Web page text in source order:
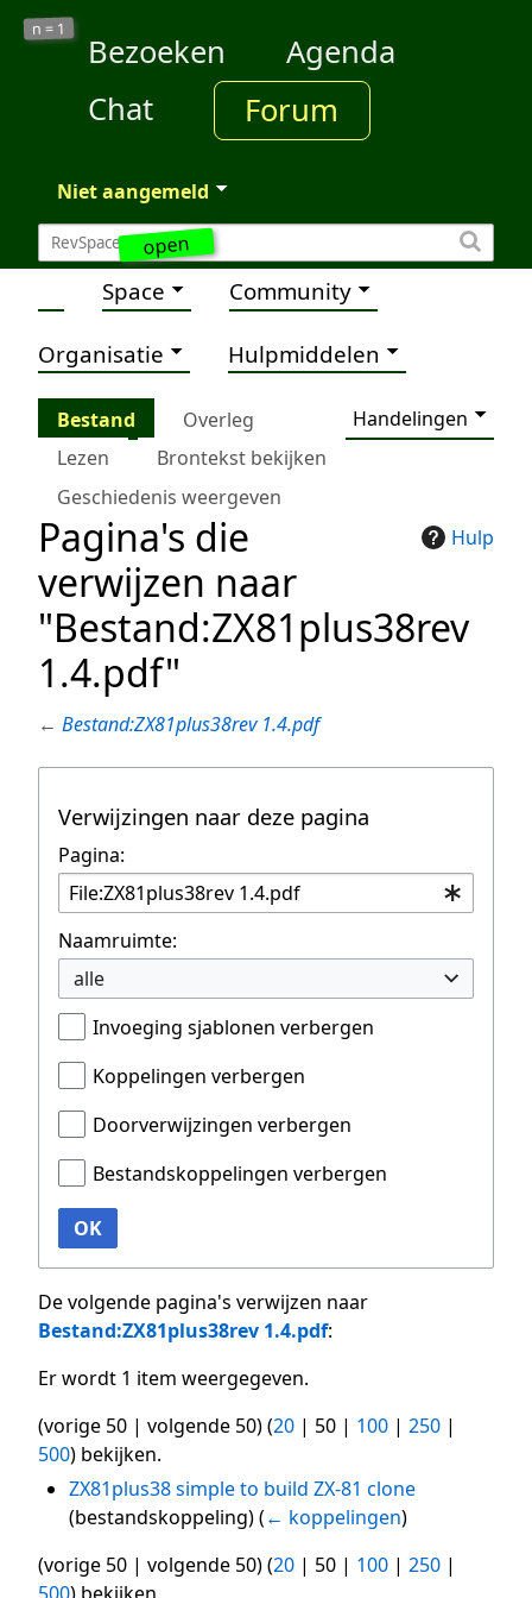
open
n = 1
Bezoeken
Agenda
Chat
Forum
Niet aangemeld
Space Community
Organisatie Hulpmiddelen
Bestand Overleg
Handelingen
Lezen
Brontekst bekijken
Geschiedenis weergeven
Hulp
Pagina's die
verwijzen naar
"Bestand:ZX81plus38rev
1.4.pdf"
← Bestand:ZX81plus38rev 1.4.pdf
Verwijzingen naar deze pagina
Pagina:
Naamruimte:
alle
Invoeging sjablonen verbergen
Koppelingen verbergen
Doorverwijzingen verbergen
Bestandskoppelingen verbergen
OK
De volgende pagina's verwijzen naar
Bestand:ZX81plus38rev 1.4.pdf:
Er wordt 1 item weergegeven.
(vorige 50 | volgende 50) (20 | 50 | 100 | 250 |
500) bekijken.
ZX81plus38 simple to build ZX-81 clone
(bestandskoppeling)(← koppelingen)
(vorige 50 | volgende 50) (20 | 50 | 100 | 250 |